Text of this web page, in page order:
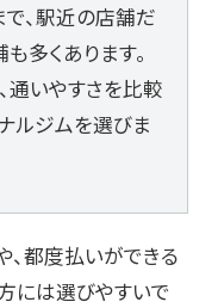
、駅近の店舗だ
多くあります。
通いやすさを比較
ルジムを選びま
、都度払いができる
には選びやすいで